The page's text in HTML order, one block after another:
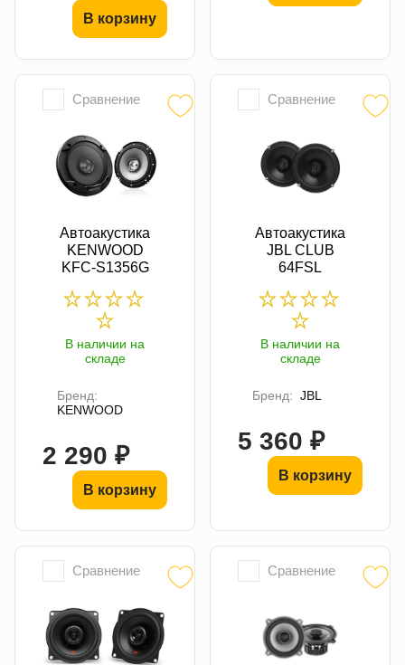
В корзину
Сравнение
Автоакустика
KENWOOD
KFC-S1356G
В наличии на
складе
Бренд:
KENWOOD
2 290 ₽
В корзину
Сравнение
Автоакустика
JBL CLUB
64FSL
В наличии на
складе
Бренд: JBL
5 360 ₽
В корзину
Сравнение Сравнение